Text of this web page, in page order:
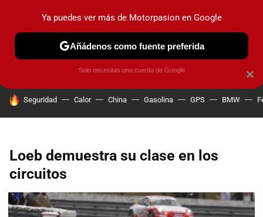
PRUEBAS COCHES ELÉCTRICOS OBSERVATORIO
HOY SE HABLA DE
Seguridad Calor China Gasolina GPS BMW
Loeb demuestra su clase en los
circuitos
×
Ya puedes ver más de Motorpasion en Google
Añádenos como fuente preferida
Solo necesitas una cuenta de Google